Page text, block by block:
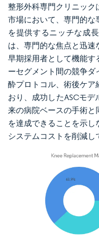
整形外科専門クリニック
市場において、専門的な
を提供するニッチな成
は、専門的な焦点と迅
早期採用者として機能
ーセグメント間の競争
酔プロトコル、術後ケア
おり、成功したASCモ
来の病院ベースの手術と
を達成できることを示
システムコストを削減し